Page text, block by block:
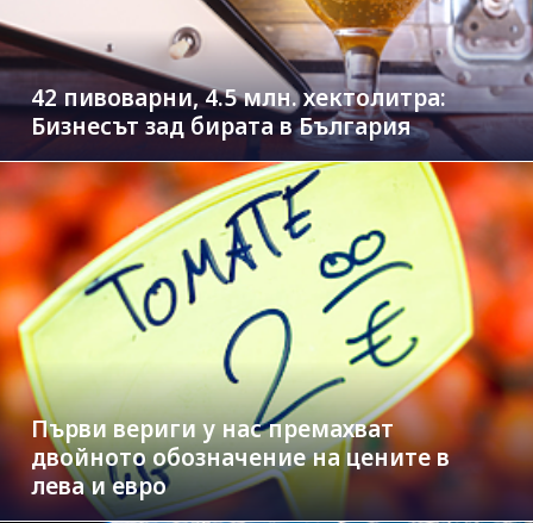
42 пивоварни, 4.5 млн. хектолитра:
Бизнесът зад бирата в България
Първи вериги у нас премахват
двойното обозначение на цените в
лева и евро